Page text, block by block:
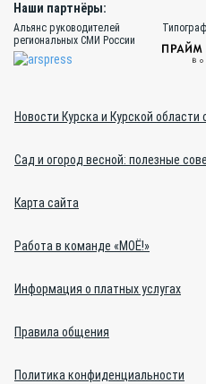
Наши партнёры:
Альянс руководителей
региональных СМИ России
Новости Курска и Курской области
Сад и огород весной: полезные
Карта сайта
Работа в команде «МОЁ!»
Информация о платных услугах
Правила общения
Политика конфиденциальности